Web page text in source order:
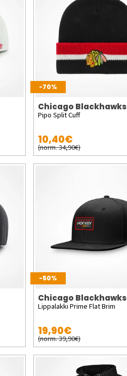
-70%
Chicago Blackhawks
Pipo Split Cuff
10,40€
(norm. 34,90€)
-50%
Chicago Blackhawks
Lippalakki Prime Flat Brim
19,90€
(norm. 39,90€)